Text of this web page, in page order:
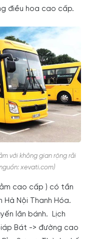
điều hoa cao cấp.
với không gian rộng rãi
xevati.com)
cao cấp ) có tần
Nội Thanh Hóa.
lăn bánh. Lịch
Bát -> đường cao